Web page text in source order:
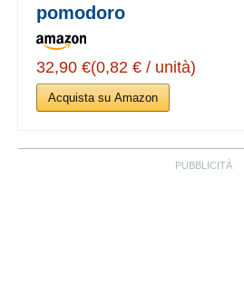
pomodoro
32,90 €(0,82 € / unità)
Acquista su Amazon